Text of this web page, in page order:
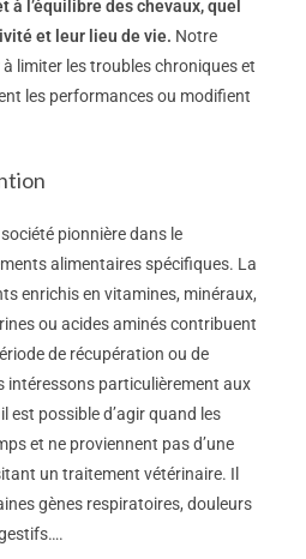
l’équilibre des chevaux, quel
et leur lieu de vie. Notre
limiter les troubles chroniques et
les performances ou modifient
pionnière dans le
alimentaires spécifiques. La
enrichis en vitamines, minéraux,
ou acides aminés contribuent
de récupération ou de
intéressons particulièrement aux
est possible d’agir quand les
et ne proviennent pas d’une
un traitement vétérinaire. Il
gènes respiratoires, douleurs